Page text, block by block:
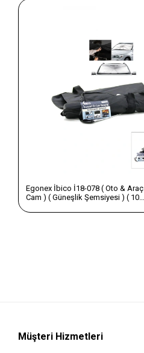
Egonex İbico İ18-078 ( Oto & Araç
Cam ) ( Güneşlik Şemsiyesi ) ( 10
Müşteri Hizmetleri